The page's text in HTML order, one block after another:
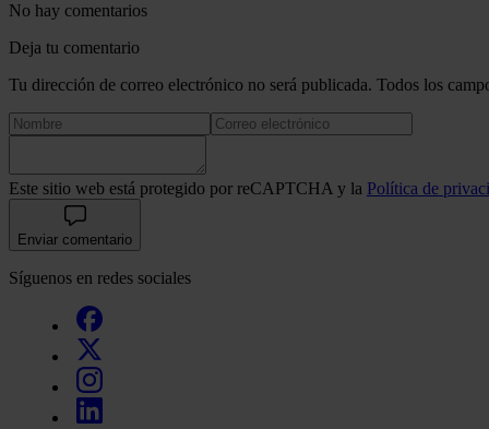
No hay comentarios
Deja tu comentario
Tu dirección de correo electrónico no será publicada. Todos los
Este sitio web está protegido por reCAPTCHA y la Política de
Enviar comentario
Síguenos en redes sociales